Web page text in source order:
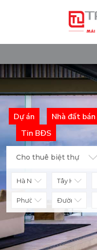
Dự án Nhà đất bán
Tin BĐS
Cho thuê biệt thự